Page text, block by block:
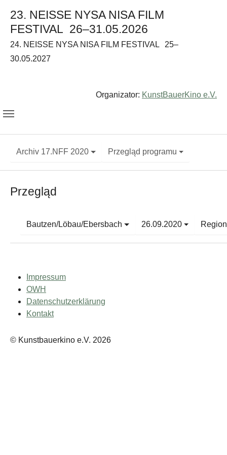
23. NEISSE NYSA NISA FILM
FESTIVAL 26–31.05.2026
24. NEISSE NYSA NISA FILM FESTIVAL
25–
30.05.2027
Organizator: KunstBauerKino e.V.
Archiv 17.NFF 2020 Przegląd programu
Przegląd
Bautzen/Löbau/Ebersbach 26.09.2020
Impressum
OWH
Datenschutzerklärung
Kontakt
© Kunstbauerkino e.V. 2026